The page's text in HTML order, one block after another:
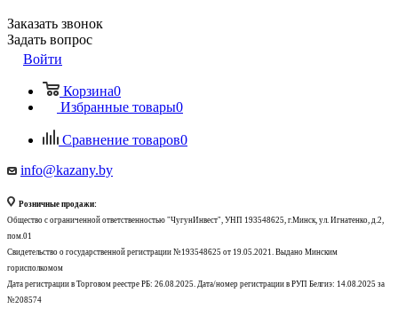
Заказать звонок
Задать вопрос
Войти
Корзина0
Избранные товары0
Сравнение товаров0
info@kazany.by
Розничные продажи:
Общество с ограниченной ответственностью "ЧугунИнвест", УНП 193548625, г.Минск, ул. Игнатенко, д.2,
пом.01
Свидетельство о государственной регистрации №193548625 от 19.05.2021. Выдано Минским
горисполкомом
Дата регистрации в Торговом реестре РБ: 26.08.2025. Дата/номер регистрации в РУП Белгиэ: 14.08.2025 за
№208574